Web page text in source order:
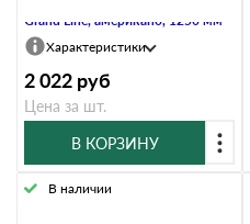
Grand Line, американо, 1250 мм
Характеристики
2 022 руб
Цена за шт.
В КОРЗИНУ
В наличии